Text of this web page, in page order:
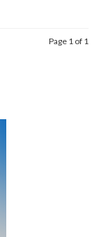
Page 1 of 1